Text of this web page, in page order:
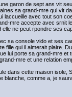
garon de sept ans vit
sa grand-mre qui vit
laccueille avec tout son
mre accepte avec srnit
ne peut rpondre ses
sa console vido et ses
fille qui il aimerait plaire.
lui porte sa grand-mre et
mre et une relation
dans cette maison isole,
comme a, je